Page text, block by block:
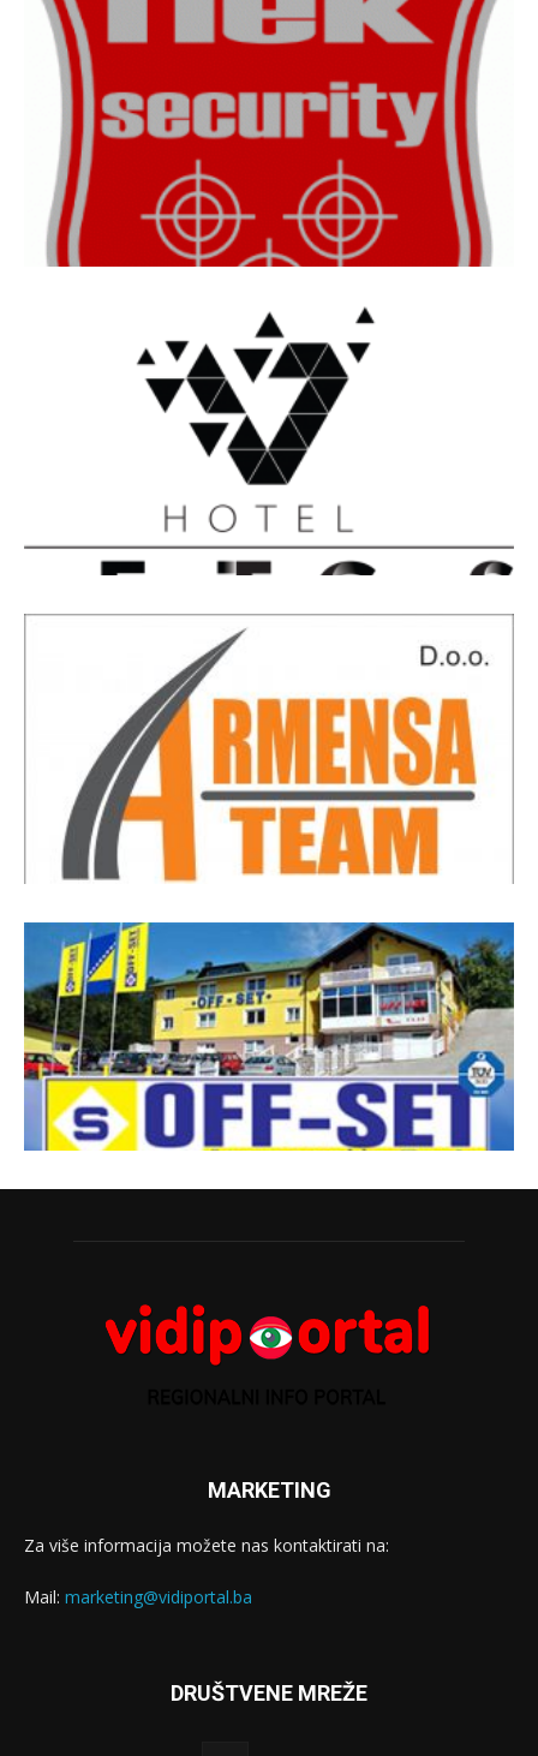
MARKETING
Za više informacija možete nas kontaktirati na:
Mail: marketing@vidiportal.ba
DRUŠTVENE MREŽE